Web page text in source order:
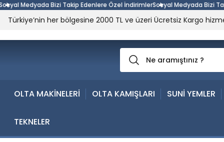
Medyada Bizi Takip Edenlere Özel İndirimlerSosyal Medyada Bizi
Türkiye’nin her bölgesine 2000 TL ve üzeri Ücretsiz Kargo
OLTA MAKİNELERİ OLTA KAMIŞLARI SUNİ YEMLER
TEKNELER